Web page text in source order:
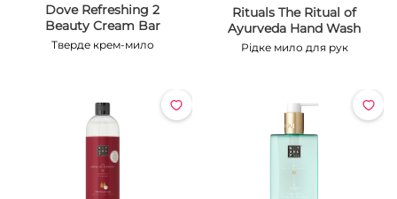
Dove Refreshing 2
Beauty Cream Bar
Тверде крем-мило
Rituals The Ritual of
Ayurveda Hand Wash
Рідке мило для рук